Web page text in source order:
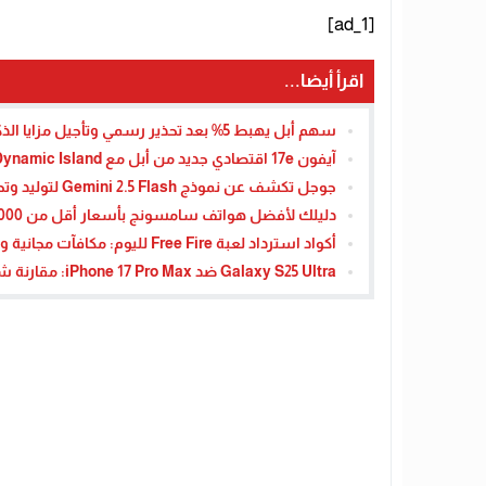
[ad_1]
اقرأ أيضا...
سهم أبل يهبط 5% بعد تحذير رسمي وتأجيل مزايا الذكاء الاصطناعي – القاهرة تايمز
آيفون 17e اقتصادي جديد من أبل مع Dynamic Island وMagSafe بسعر 599 دولارًا
جوجل تكشف عن نموذج Gemini 2.5 Flash لتوليد وتحرير الصور
دليلك لأفضل هواتف سامسونج بأسعار أقل من 10000 جنيه في مصر والسعودية
أكواد استرداد لعبة Free Fire لليوم: مكافآت مجانية وأحدث الإضافات لـ 29 أكتوبر 2025
Galaxy S25 Ultra ضد iPhone 17 Pro Max: مقارنة شاملة بين العملاقين في 2025